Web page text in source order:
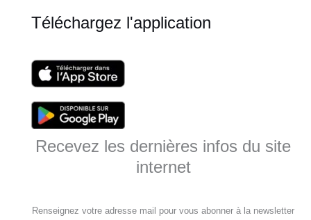
Téléchargez l'application
Recevez les dernières infos du site
internet
Renseignez votre adresse mail pour vous abonner à la newsletter